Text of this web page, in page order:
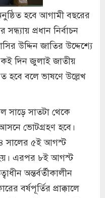
হবে আগামী বছরের
প্রধান নির্বাচন
উদ্দিন জাতির উদ্দেশ্যে
দিন জুলাই জাতীয়
হবে বলে ভাষণে উল্লেখ
সাড়ে সাতটা থেকে
ভোটগ্রহণ হবে।
সালের ৫ই আগস্ট
এরপর ৮ই আগস্ট
অন্তর্বর্তীকালীন
বর্ষপূর্তির প্রাক্কালে